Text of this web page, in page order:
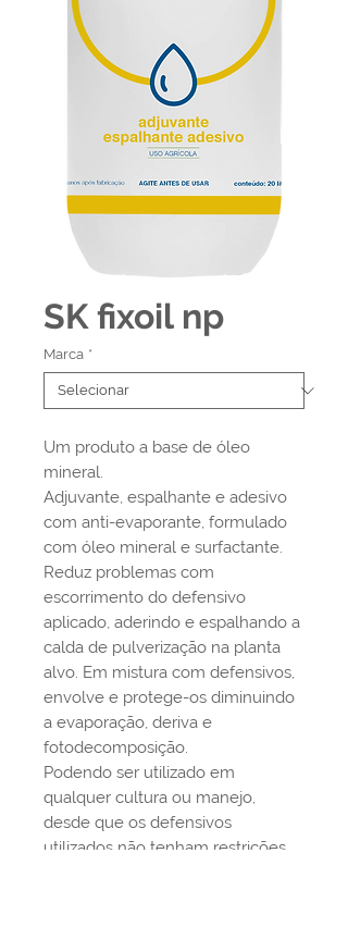
SK fixoil np
Marca *
Um produto a base de óleo
mineral.
Adjuvante, espalhante e adesivo
com anti-evaporante, formulado
com óleo mineral e surfactante.
Reduz problemas com
escorrimento do defensivo
aplicado, aderindo e espalhando a
calda de pulverização na planta
alvo. Em mistura com defensivos,
envolve e protege-os diminuindo
a evaporação, deriva e
fotodecomposição.
Podendo ser utilizado em
qualquer cultura ou manejo,
desde que os defensivos
utilizados não tenham restrições